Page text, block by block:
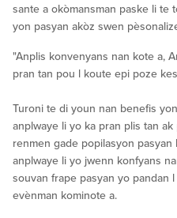
sante a okòmansman paske li te
yon pasyan akòz swen
"Anplis konvenyans nan kote a,
pran tan pou l koute epi poze
Turoni te di youn nan benefis
anplwaye li yo ka pran plis tan
renmen gade popilasyon
anplwaye li yo jwenn konfyans
souvan frape pasyan yo pandan
evènman kominote a.